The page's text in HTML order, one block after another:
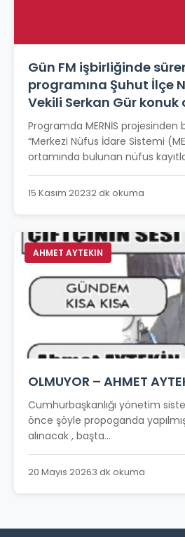
Gün FM işbirliğinde
programına Şuhut İlçe Nüfus Müdürü
Vekili Serkan Gür konuk
Programda MERNİS projesinden
“Merkezi Nüfus İdare Sistemi
ortamında bulunan nüfus
15 Kasım 20232 dk okuma
AHMET AYTEKIN
OLMUYOR – AHMET
Cumhurbaşkanlığı yönetim
önce şöyle propoganda
alınacak , başta...
20 Mayıs 20263 dk okuma